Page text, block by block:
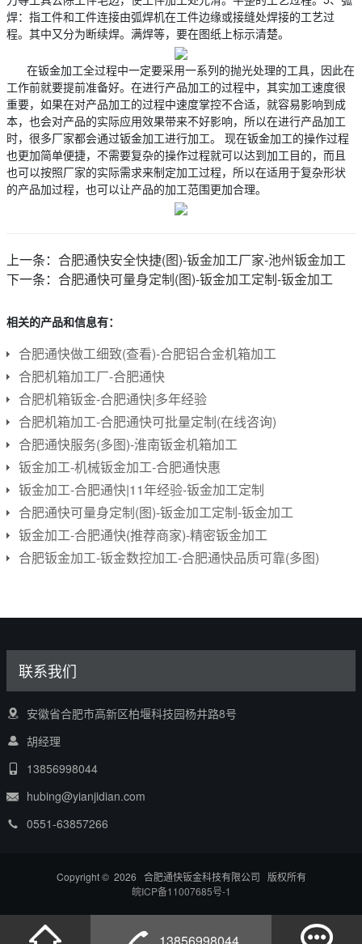
焊：指工件和工件连接由弧焊机在工件边缘或接缝处焊接的工艺过
程。其中又分为断续焊。满焊等，要在图纸上标示清楚。
在钣金加工全过程中一定要采用一系列的抛光处理的工具，因此在
工作前就要提前准备好。在进行产品加工的过程中，其实加工速度很
重要，如果在对产品加工的过程中速度掌控不合适，就容易影响到成
本，也会对产品的实际应用效果带来不好影响，所以在进行产品加工
时，很多厂家都会通过钣金加工进行加工。 现在钣金加工的操作过程
也更加简单便捷，不需要复杂的操作过程就可以达到加工目的，而且
也可以按照厂家的实际需求来制定加工过程，所以在适用于复杂形状
的产品加过程，也可以让产品的加工范围更加合理。
上一条： 合肥通快安全快捷(图)-钣金加工厂家-池州钣金加工
下一条： 合肥通快可量身定制(图)-钣金加工定制-钣金加工
相关的产品和信息有：
合肥通快做工细致(查看)-合肥铝合金机箱加工
合肥机箱加工厂-合肥通快
合肥机箱钣金-合肥通快|多年经验
合肥机箱加工-合肥通快可批量定制(在线咨询)
合肥通快服务(多图)-淮南钣金机箱加工
钣金加工-机械钣金加工-合肥通快惠
钣金加工-合肥通快|11年经验-钣金加工定制
合肥通快可量身定制(图)-钣金加工定制-钣金加工
钣金加工-合肥通快(推荐商家)-精密钣金加工
合肥钣金加工-钣金数控加工-合肥通快品质可靠(多图)
联系我们
安徽省合肥市高新区柏堰科技园杨井路8号
胡经理
13856998044
hubing@yianjidian.com
0551-63857266
Copyright © 2026 合肥通快钣金科技有限公司 版权所有
皖ICP备11007685号-1
13856998044